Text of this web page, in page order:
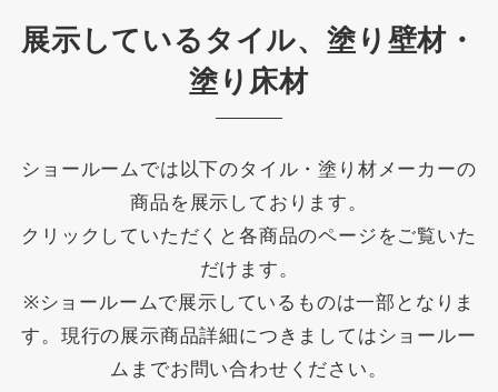
展示しているタイル、塗り壁材・
塗り床材
ショールームでは以下のタイル・塗り材メーカーの
商品を展示しております。
クリックしていただくと各商品のページをご覧いた
だけます。
※ショールームで展示しているものは一部となりま
す。現行の展示商品詳細につきましてはショールー
ムまでお問い合わせください。